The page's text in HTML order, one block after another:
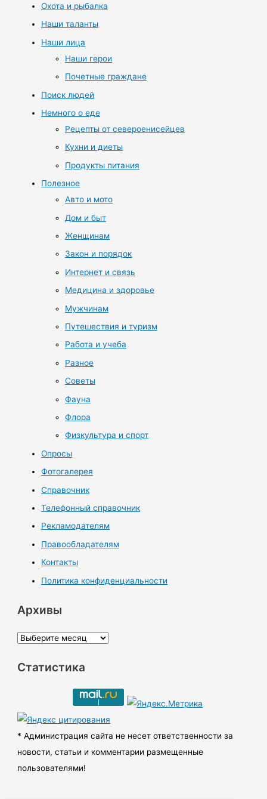
Охота и рыбалка
Наши таланты
Наши лица
Наши герои
Почетные граждане
Поиск людей
Немного о еде
Рецепты от североенисейцев
Кухни и диеты
Продукты питания
Полезное
Авто и мото
Дом и быт
Женщинам
Закон и порядок
Интернет и связь
Медицина и здоровье
Мужчинам
Путешествия и туризм
Работа и учеба
Разное
Советы
Фауна
Флора
Физкультура и спорт
Опросы
Фотогалерея
Справочник
Телефонный справочник
Рекламодателям
Правообладателям
Контакты
Политика конфиденциальности
Архивы
А
х
ы
Статистика
* Администрация сайта не несет ответственности за
новости, статьи и комментарии размещенные
пользователями!